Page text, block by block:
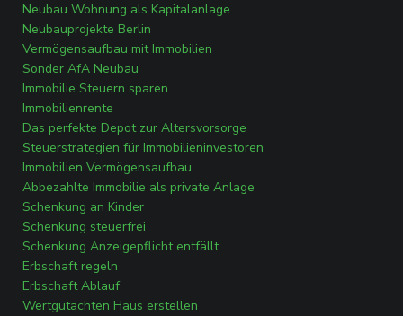
Neubau Wohnung als Kapitalanlage
Neubauprojekte Berlin
Vermögensaufbau mit Immobilien
Sonder AfA Neubau
Immobilie Steuern sparen
Immobilienrente
Das perfekte Depot zur Altersvorsorge
Steuerstrategien für Immobilieninvestoren
Immobilien Vermögensaufbau
Abbezahlte Immobilie als private Anlage
Schenkung an Kinder
Schenkung steuerfrei
Schenkung Anzeigepflicht entfällt
Erbschaft regeln
Erbschaft Ablauf
Wertgutachten Haus erstellen